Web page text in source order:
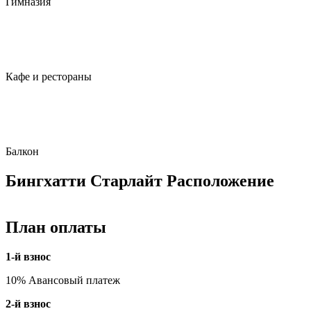
Кафе и рестораны
Балкон
Бингхатти Старлайт Расположение
План оплаты
1-й взнос
10% Авансовый платеж
2-й взнос